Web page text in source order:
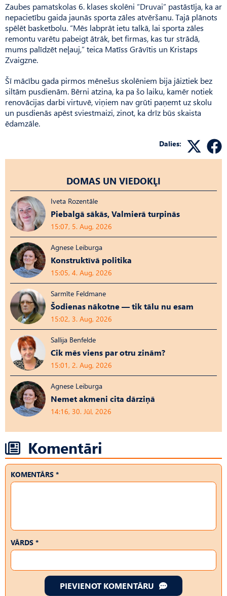
Zaubes pamatskolas 6. klases skolēni “Druvai” pastāstīja, ka ar
nepacietību gaida jaunās sporta zāles atvēršanu. Tajā plānots
spēlēt basketbolu. “Mēs labprāt ietu talkā, lai sporta zāles
remontu varētu pabeigt ātrāk, bet firmas, kas tur strādā,
mums palīdzēt neļauj,” teica Matīss Grāvītis un Kristaps
Zvaigzne.
Šī mācību gada pirmos mēnešus skolēniem bija jāiztiek bez
siltām pusdienām. Bērni atzina, ka pa šo laiku, kamēr notiek
renovācijas darbi virtuvē, viņiem nav grūti paņemt uz skolu
un pusdienās apēst sviestmaizi, zinot, ka drīz būs skaista
ēdamzāle.
Dalies:
DOMAS UN VIEDOKĻI
Iveta Rozentāle
Piebalgā sākās, Valmierā turpinās
15:07, 5. Aug, 2026
Agnese Leiburga
Konstruktīvā politika
15:05, 4. Aug, 2026
Sarmīte Feldmane
Šodienas nākotne — tik tālu nu esam
15:02, 3. Aug, 2026
Sallija Benfelde
Cik mēs viens par otru zinām?
15:01, 2. Aug, 2026
Agnese Leiburga
Nemet akmeni cita dārziņā
14:16, 30. Jūl, 2026
Komentāri
KOMENTĀRS *
VĀRDS *
PIEVIENOT KOMENTĀRU